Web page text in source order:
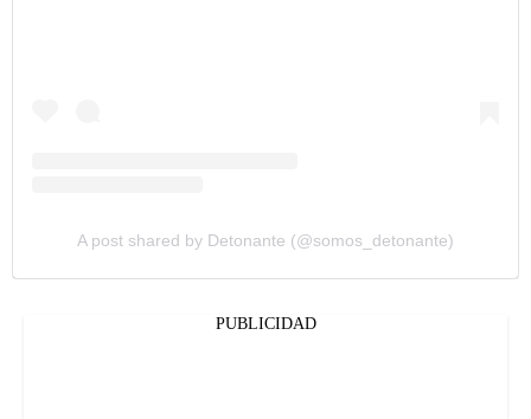
A post shared by Detonante (@somos_detonante)
PUBLICIDAD